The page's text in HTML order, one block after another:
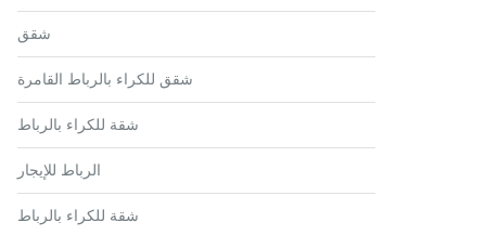
شقق
شقق للكراء بالرباط القامرة
شقة للكراء بالرباط
الرباط للإيجار
شقة للكراء بالرباط